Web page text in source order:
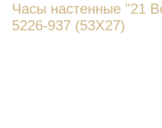
Часы настенные "21
5226-937 (53Х27)